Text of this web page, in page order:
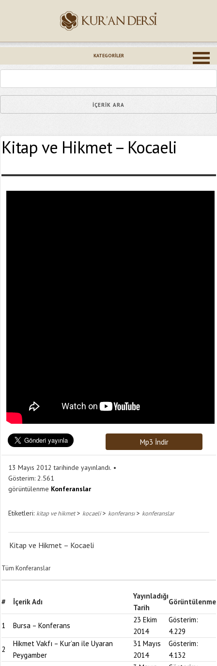
KATEGORILER
Kitap ve Hikmet – Kocaeli
Mp3 İndir
13 Mayıs 2012 tarihinde yayınlandı.
Gösterim: 2.561
görüntülenme Konferanslar
Etiketleri: kitap ve hikmet> kocaeli> konferansı> konferanslar
Kitap ve Hikmet – Kocaeli
Tüm Konferanslar
# İçerik Adı
Yayınladığı
Tarih
Görüntülenme
1 Bursa – Konferans
23 Ekim
2014
Gösterim:
4.229
2
Hikmet Vakfı – Kur’an ile Uyaran
Peygamber
31 Mayıs
2014
Gösterim:
4.132
Epostanız (*)
Yaşadığınız Hatanın Ayrıntıları